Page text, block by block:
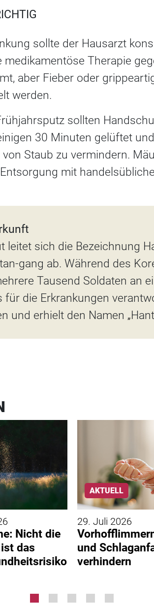
sollte der Hausarzt
medikamentöse Therapie
aber Fieber oder
werden.
sollten
30 Minuten gelüftet
Staub zu vermindern.
mit
leitet sich die Bezeichnung
gang ab. Während des
Tausend Soldaten an
für die Erkrankungen
und erhielt den Namen „
Nicht die
das
AKTUELL
29. Juli 2026
und
verhindern